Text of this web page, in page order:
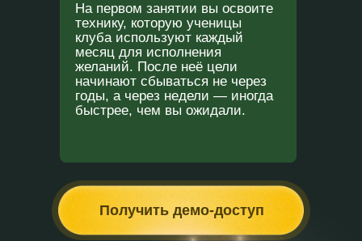
Получить демо-доступ
На первом занятии вы освоите
технику, которую ученицы
клуба используют каждый
месяц для исполнения
желаний. После неё цели
начинают сбываться не через
годы, а через недели — иногда
быстрее, чем вы ожидали.